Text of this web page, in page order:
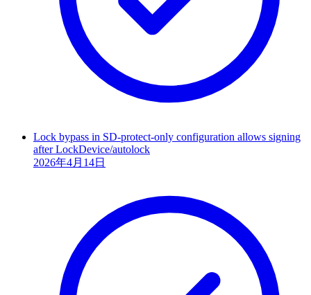
Lock bypass in SD-protect-only configuration allows signing
after LockDevice/autolock
2026年4月14日